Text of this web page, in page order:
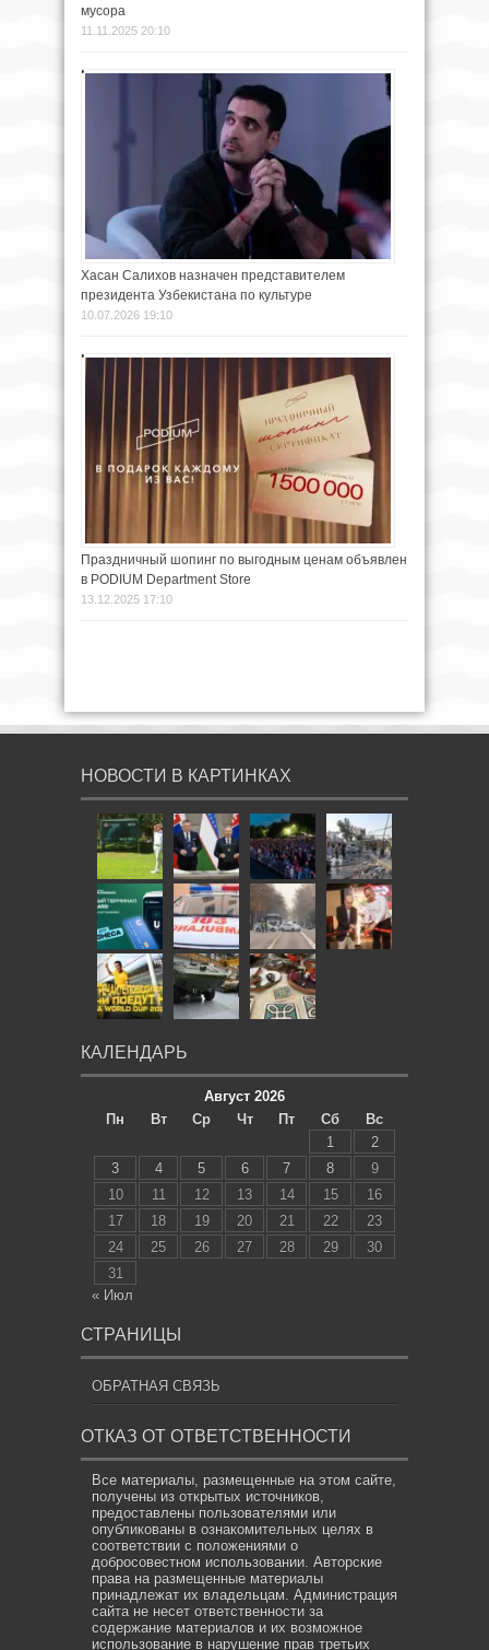
мусора
11.11.2025 20:10
Хасан Салихов назначен представителем
президента Узбекистана по культуре
10.07.2026 19:10
Праздничный шопинг по выгодным ценам объявлен
в PODIUM Department Store
13.12.2025 17:10
НОВОСТИ В КАРТИНКАХ
КАЛЕНДАРЬ
Август 2026
Пн
Вт Ср Чт Пт Сб
Вс
1
2
3
4 5 6 7 8
9
10
11 12 13 14 15
16
17
18 19 20 21 22
23
24
25 26 27 28 29
30
31
« Июл
СТРАНИЦЫ
ОБРАТНАЯ СВЯЗЬ
ОТКАЗ ОТ ОТВЕТСТВЕННОСТИ
Все материалы, размещенные на этом сайте,
получены из открытых источников,
предоставлены пользователями или
опубликованы в ознакомительных целях в
соответствии с положениями о
добросовестном использовании. Авторские
права на размещенные материалы
принадлежат их владельцам. Администрация
сайта не несет ответственности за
содержание материалов и их возможное
использование в нарушение прав третьих